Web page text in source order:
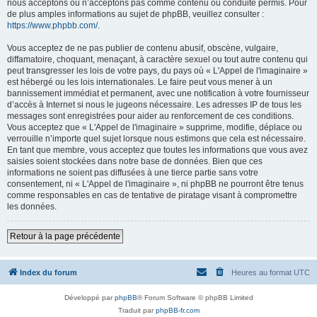
nous acceptons ou n’acceptons pas comme contenu ou conduite permis. Pour
de plus amples informations au sujet de phpBB, veuillez consulter :
https://www.phpbb.com/.
Vous acceptez de ne pas publier de contenu abusif, obscène, vulgaire,
diffamatoire, choquant, menaçant, à caractère sexuel ou tout autre contenu qui
peut transgresser les lois de votre pays, du pays où « L'Appel de l'imaginaire »
est hébergé ou les lois internationales. Le faire peut vous mener à un
bannissement immédiat et permanent, avec une notification à votre fournisseur
d’accès à Internet si nous le jugeons nécessaire. Les adresses IP de tous les
messages sont enregistrées pour aider au renforcement de ces conditions.
Vous acceptez que « L'Appel de l'imaginaire » supprime, modifie, déplace ou
verrouille n’importe quel sujet lorsque nous estimons que cela est nécessaire.
En tant que membre, vous acceptez que toutes les informations que vous avez
saisies soient stockées dans notre base de données. Bien que ces
informations ne soient pas diffusées à une tierce partie sans votre
consentement, ni « L'Appel de l'imaginaire », ni phpBB ne pourront être tenus
comme responsables en cas de tentative de piratage visant à compromettre
les données.
Retour à la page précédente
Index du forum Heures au format UTC
Développé parphpBB® Forum Software © phpBB Limited
Traduit parphpBB-fr.com